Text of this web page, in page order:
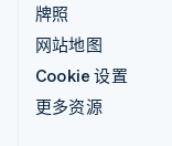
牌照
网站地图
Cookie 设置
更多资源